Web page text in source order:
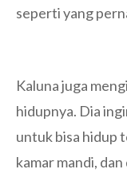
seperti yang
Kaluna juga
hidupnya. Dia
untuk bisa hidup
kamar mandi,